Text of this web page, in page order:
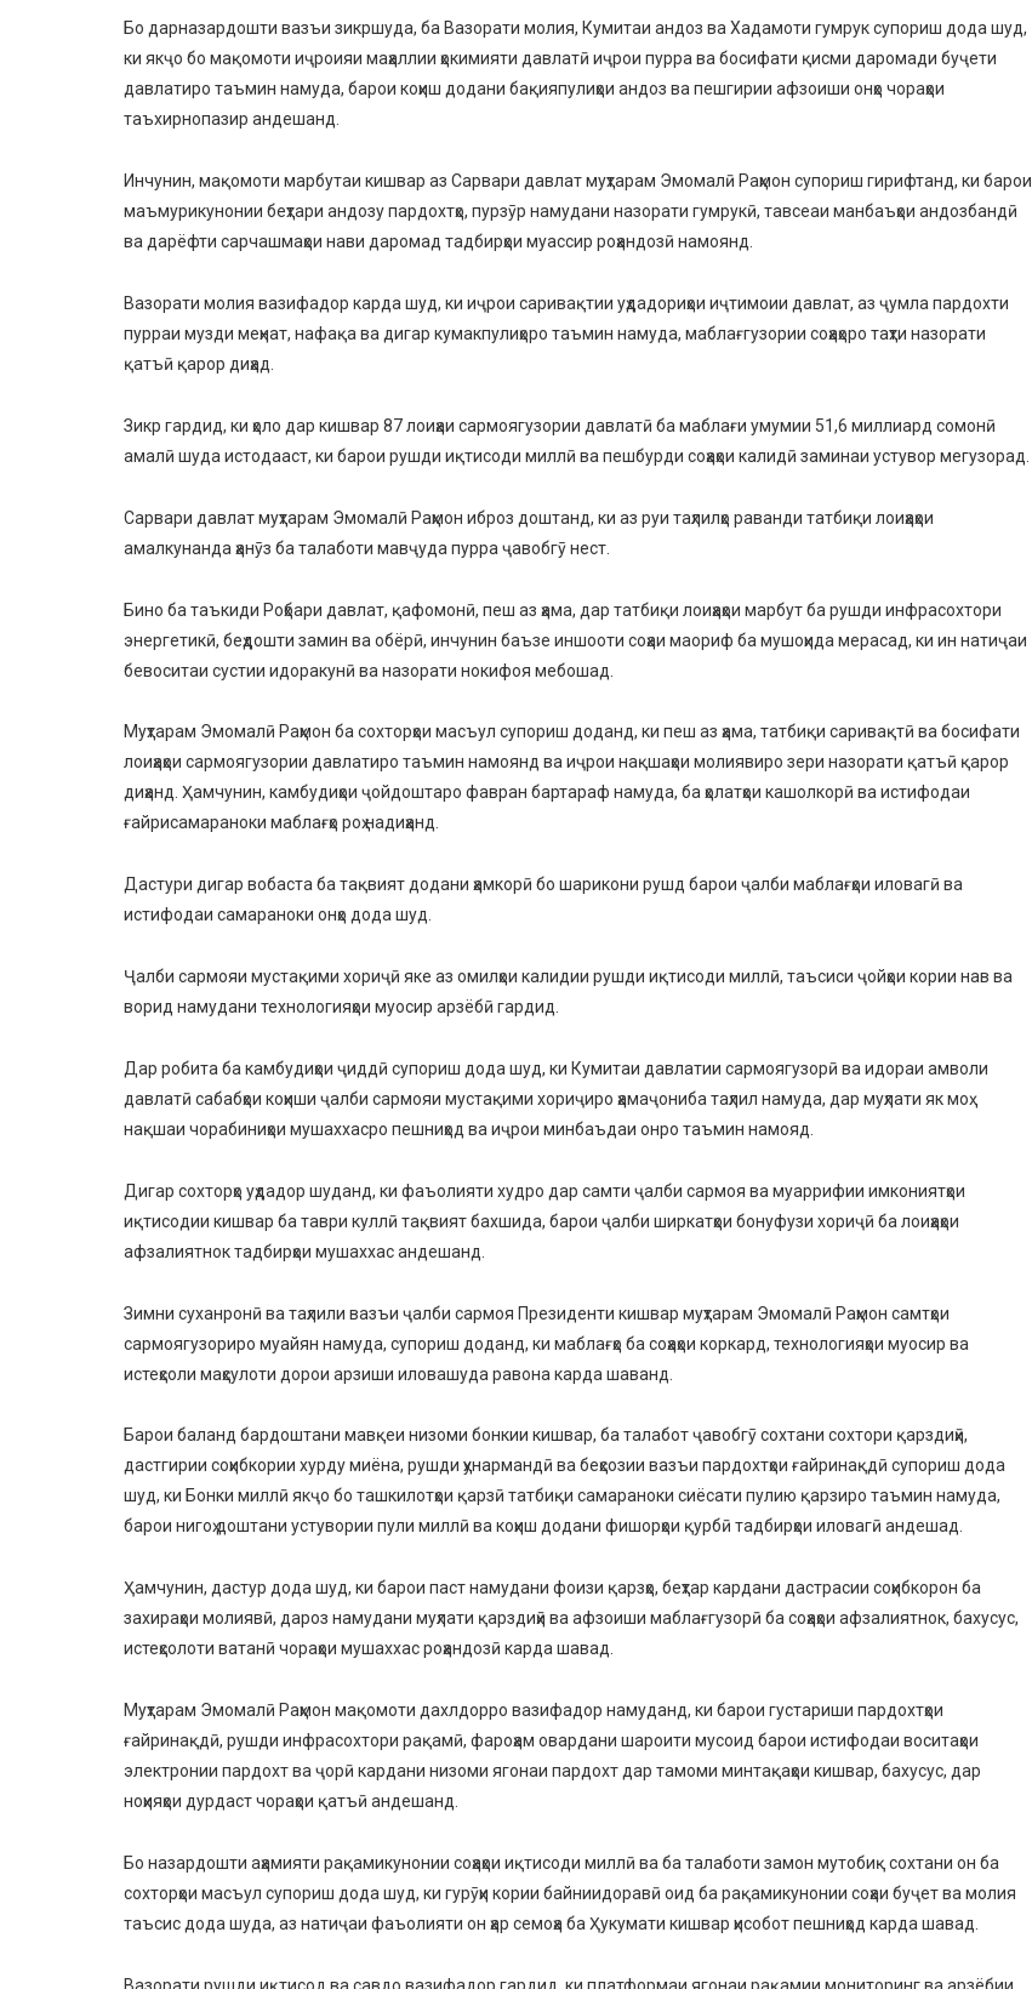
Бо дарназардошти вазъи зикршуда, ба Вазорати молия, Кумитаи андоз ва Хадамоти гумрук супориш дода шуд,
ки якҷо бо мақомоти иҷроияи маҳаллии ҳокимияти давлатӣ иҷрои пурра ва босифати қисми даромади буҷети
давлатиро таъмин намуда, барои коҳиш додани бақияпулиҳои андоз ва пешгирии афзоиши онҳо чораҳои
таъхирнопазир андешанд.
Инчунин, мақомоти марбутаи кишвар аз Сарвари давлат муҳтарам Эмомалӣ Раҳмон супориш гирифтанд, ки барои
маъмурикунонии беҳтари андозу пардохтҳо, пурзӯр намудани назорати гумрукӣ, тавсеаи манбаъҳои андозбандӣ
ва дарёфти сарчашмаҳои нави даромад тадбирҳои муассир роҳандозӣ намоянд.
Вазорати молия вазифадор карда шуд, ки иҷрои саривақтии уҳдадориҳои иҷтимоии давлат, аз ҷумла пардохти
пурраи музди меҳнат, нафақа ва дигар кумакпулиҳоро таъмин намуда, маблағгузории соҳаҳоро таҳти назорати
қатъӣ қарор диҳад.
Зикр гардид, ки ҳоло дар кишвар 87 лоиҳаи сармоягузории давлатӣ ба маблағи умумии 51,6 миллиард сомонӣ
амалӣ шуда истодааст, ки барои рушди иқтисоди миллӣ ва пешбурди соҳаҳои калидӣ заминаи устувор мегузорад.
Сарвари давлат муҳтарам Эмомалӣ Раҳмон иброз доштанд, ки аз руи таҳлилҳо раванди татбиқи лоиҳаҳои
амалкунанда ҳанӯз ба талаботи мавҷуда пурра ҷавобгӯ нест.
Бино ба таъкиди Роҳбари давлат, қафомонӣ, пеш аз ҳама, дар татбиқи лоиҳаҳои марбут ба рушди инфрасохтори
энергетикӣ, беҳдошти замин ва обёрӣ, инчунин баъзе иншооти соҳаи маориф ба мушоҳида мерасад, ки ин натиҷаи
бевоситаи сустии идоракунӣ ва назорати нокифоя мебошад.
Муҳтарам Эмомалӣ Раҳмон ба сохторҳои масъул супориш доданд, ки пеш аз ҳама, татбиқи саривақтӣ ва босифати
лоиҳаҳои сармоягузории давлатиро таъмин намоянд ва иҷрои нақшаҳои молиявиро зери назорати қатъӣ қарор
диҳанд. Ҳамчунин, камбудиҳои ҷойдоштаро фавран бартараф намуда, ба ҳолатҳои кашолкорӣ ва истифодаи
ғайрисамараноки маблағҳо роҳ надиҳанд.
Дастури дигар вобаста ба тақвият додани ҳамкорӣ бо шарикони рушд барои ҷалби маблағҳои иловагӣ ва
истифодаи самараноки онҳо дода шуд.
Ҷалби сармояи мустақими хориҷӣ яке аз омилҳои калидии рушди иқтисоди миллӣ, таъсиси ҷойҳои кории нав ва
ворид намудани технологияҳои муосир арзёбӣ гардид.
Дар робита ба камбудиҳои ҷиддӣ супориш дода шуд, ки Кумитаи давлатии сармоягузорӣ ва идораи амволи
давлатӣ сабабҳои коҳиши ҷалби сармояи мустақими хориҷиро ҳамаҷониба таҳлил намуда, дар муҳлати як моҳ
нақшаи чорабиниҳои мушаххасро пешниҳод ва иҷрои минбаъдаи онро таъмин намояд.
Дигар сохторҳо уҳдадор шуданд, ки фаъолияти худро дар самти ҷалби сармоя ва муаррифии имкониятҳои
иқтисодии кишвар ба таври куллӣ тақвият бахшида, барои ҷалби ширкатҳои бонуфузи хориҷӣ ба лоиҳаҳои
афзалиятнок тадбирҳои мушаххас андешанд.
Зимни суханронӣ ва таҳлили вазъи ҷалби сармоя Президенти кишвар муҳтарам Эмомалӣ Раҳмон самтҳои
сармоягузориро муайян намуда, супориш доданд, ки маблағҳо ба соҳаҳои коркард, технологияҳои муосир ва
истеҳсоли маҳсулоти дорои арзиши иловашуда равона карда шаванд.
Барои баланд бардоштани мавқеи низоми бонкии кишвар, ба талабот ҷавобгӯ сохтани сохтори қарздиҳӣ,
дастгирии соҳибкории хурду миёна, рушди ҳунармандӣ ва беҳсозии вазъи пардохтҳои ғайринақдӣ супориш дода
шуд, ки Бонки миллӣ якҷо бо ташкилотҳои қарзӣ татбиқи самараноки сиёсати пулию қарзиро таъмин намуда,
барои нигоҳ доштани устувории пули миллӣ ва коҳиш додани фишорҳои қурбӣ тадбирҳои иловагӣ андешад.
Ҳамчунин, дастур дода шуд, ки барои паст намудани фоизи қарзҳо, беҳтар кардани дастрасии соҳибкорон ба
захираҳои молиявӣ, дароз намудани муҳлати қарздиҳӣ ва афзоиши маблағгузорӣ ба соҳаҳои афзалиятнок, бахусус,
истеҳсолоти ватанӣ чораҳои мушаххас роҳандозӣ карда шавад.
Муҳтарам Эмомалӣ Раҳмон мақомоти дахлдорро вазифадор намуданд, ки барои густариши пардохтҳои
ғайринақдӣ, рушди инфрасохтори рақамӣ, фароҳам овардани шароити мусоид барои истифодаи воситаҳои
электронии пардохт ва ҷорӣ кардани низоми ягонаи пардохт дар тамоми минтақаҳои кишвар, бахусус, дар
ноҳияҳои дурдаст чораҳои қатъӣ андешанд.
Бо назардошти аҳамияти рақамикунонии соҳаҳои иқтисоди миллӣ ва ба талаботи замон мутобиқ сохтани он ба
сохторҳои масъул супориш дода шуд, ки гурӯҳи кории байниидоравӣ оид ба рақамикунонии соҳаи буҷет ва молия
таъсис дода шуда, аз натиҷаи фаъолияти он ҳар семоҳа ба Ҳукумати кишвар ҳисобот пешниҳод карда шавад.
Вазорати рушди иқтисод ва савдо вазифадор гардид, ки платформаи ягонаи рақамии мониторинг ва арзёбии